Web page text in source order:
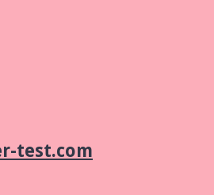
test.com